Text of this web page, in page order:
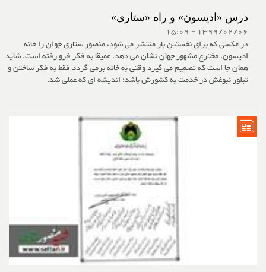
درس «ادیسون» و راه «ستاری»
1399/02/06 - 15:09
در عکسی که برای نخستین بار منتشر می شود، منصور ستاری جوان را خانه
ادیسون، مخترع مشهور جهان نشان می دهد. عمیقا به فکر فرو رفته است. شاید
همان جا است که تصمیم می گیرد وقتی به خانه برمی گردد فقط به فکر ساختن و
تبلور نبوغش در خدمت به کشورش باشد؛ اندیشه ای که عملی شد.